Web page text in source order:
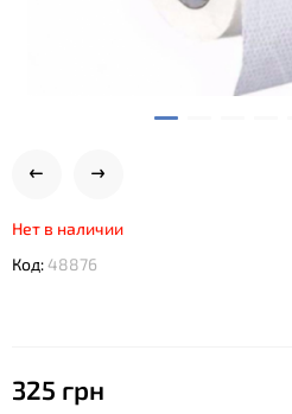
Нет в наличии
Код:48876
325 грн